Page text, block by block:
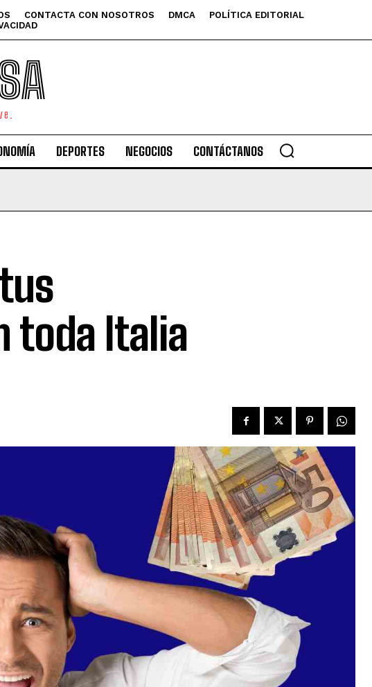
CONTACTA CON NOSOTROS DMCA
POLÍTICA EDITORIAL
DEPORTES NEGOCIOS CONTÁCTANOS
toda Italia